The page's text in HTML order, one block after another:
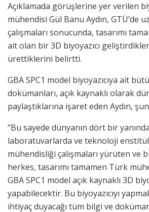
Açıklamada görüşlerine yer verilen
mühendisi Gül Banu Aydın, GTÜ’de
çalışmaları sonucunda, tasarımı
ait olan bir 3D biyoyazıcı
ürettiklerini belirtti.
GBA SPC1 model biyoyazıcıya ait
dokümanları, açık kaynaklı olarak
paylaştıklarına işaret eden Aydın,
“Bu sayede dünyanın dört bir
laboratuvarlarda ve teknoloji
mühendisliği çalışmaları yürüten ve
herkes, tasarımı tamamen Türk
GBA SPC1 model açık kaynaklı 3D
yapabilecektir. Bu biyoyazıcıyı
ihtiyaç duyacağı tüm bilgi ve